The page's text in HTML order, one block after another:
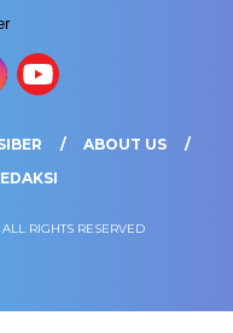
ABOUT US
RIGHTS RESERVED